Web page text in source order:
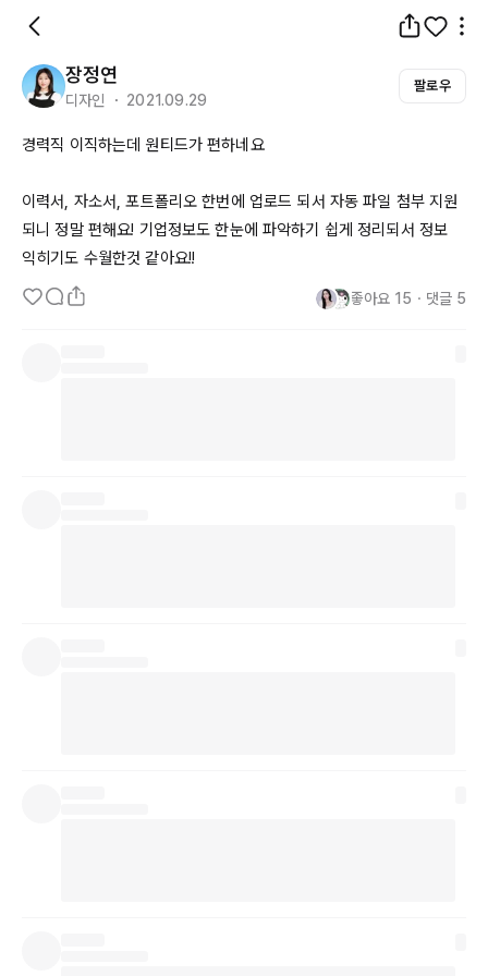
장정연
디자인 ・ 2021.09.29
팔로우
경력직 이직하는데 원티드가 편하네요
이력서, 자소서, 포트폴리오 한번에 업로드 되서 자동 파일 첨부 지원
되니 정말 편해요! 기업정보도 한눈에 파악하기 쉽게 정리되서 정보
익히기도 수월한것 같아요!!
좋아요 15 ・ 댓글 5